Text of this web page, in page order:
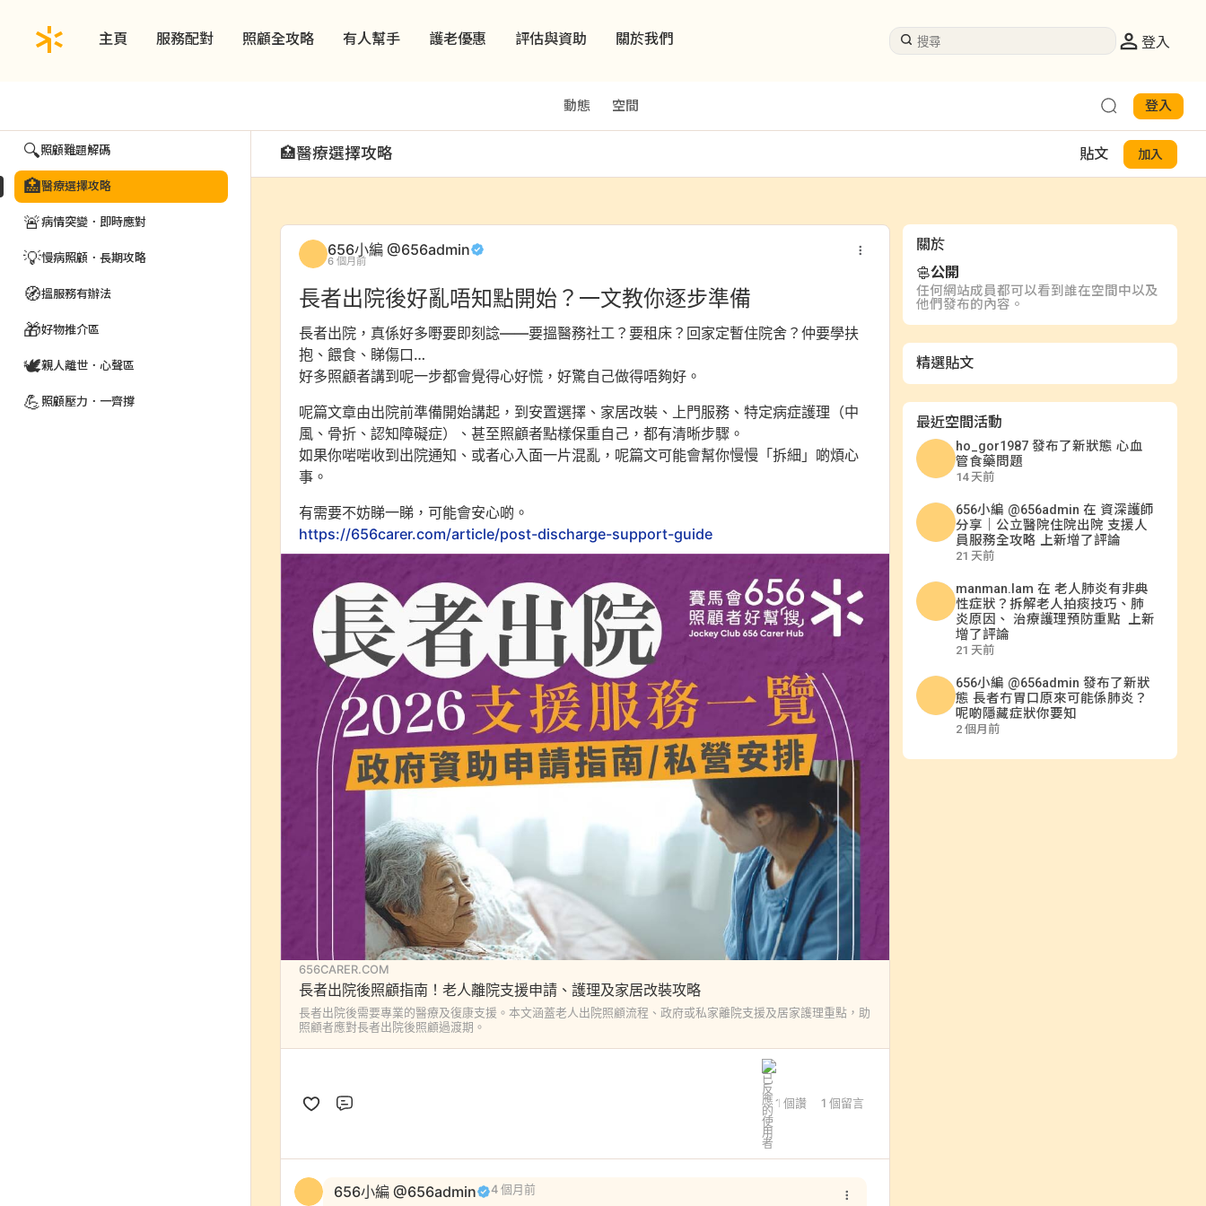
主頁 服務配對 照顧全攻略 有人幫手 護老優惠 評估與資助 關於我們 登入
動態 空間 登入
🔍照顧難題解碼
🏥醫療選擇攻略
🚨病情突變．即時應對
💡慢病照顧．長期攻略
🧭搵服務有辦法
🎁好物推介區
🕊️親人離世．心聲區
💪 照顧壓力．一齊撐
🏥醫療選擇攻略 貼文 加入
656小編 @656admin
6 個月前
長者出院後好亂唔知點開始？一文教你逐步準備
長者出院，真係好多嘢要即刻諗——要搵醫務社工？要租床？回家定暫住院舍？仲要學扶
抱、餵食、睇傷口…
好多照顧者講到呢一步都會覺得心好慌，好驚自己做得唔夠好。
呢篇文章由出院前準備開始講起，到安置選擇、家居改裝、上門服務、特定病症護理（中
風、骨折、認知障礙症）、甚至照顧者點樣保重自己，都有清晰步驟。
如果你啱啱收到出院通知、或者心入面一片混亂，呢篇文可能會幫你慢慢「拆細」啲煩心
事。
有需要不妨睇一睇，可能會安心啲。
https://656carer.com/article/post-discharge-support-guide
656CARER.COM
長者出院後照顧指南！老人離院支援申請、護理及家居改裝攻略
長者出院後需要專業的醫療及復康支援。本文涵蓋老人出院照顧流程、政府或私家離院支援及居家護理重點，助
照顧者應對長者出院後照顧過渡期。
評論 1 個讚 1 個留言
656小編 @656admin 4 個月前
關於
公開
任何網站成員都可以看到誰在空間中以及
他們發布的內容。
精選貼文
最近空間活動
ho_gor1987發布了新狀態 心血
管食藥問題
14 天前
656小編 @656admin 在 資深護師
分享｜公立醫院住院出院 支援人
員服務全攻略 上新增了評論
21 天前
manman.lam 在 老人肺炎有非典
性症狀？拆解老人拍痰技巧、肺
炎原因、 治療護理預防重點 上新
增了評論
21 天前
656小編 @656admin 發布了新狀
態 長者冇胃口原來可能係肺炎？
呢啲隱藏症狀你要知
2 個月前